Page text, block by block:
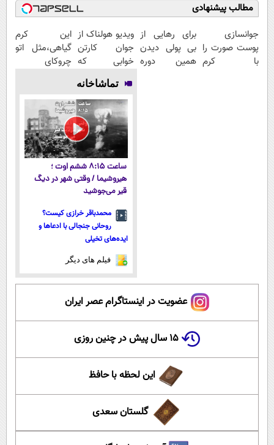
مطالب پیشنهادی
جوانسازی
پوست صورت را
با کرم
برای رهایی از
بی پولی دیدن
همین دوره
ویدیو هولناک از
جوان کارتن
خوابی که
میلیاردر شد.
آموزش رایگان
این کرم
گیاهی،مثل اتو
چروکای
تماشاخانه
ساعت ۸:۱۵ ششم اوت ؛
هیروشیما / وقتی شهر در دیگ
قیر می‌جوشید
محمدباقر خرازی کیست؟
روحانی جنجالی با ادعاها و
ایده‌های تخیلی
فیلم های دیگر
عضویت در اینستاگرام عصر ایران
۱۵ سال پیش در چنین روزی
این لحظه با حافظ
گلستان سعدی